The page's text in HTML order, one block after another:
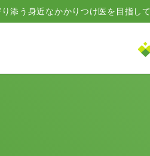
添う身近なかかりつけ医を目指して